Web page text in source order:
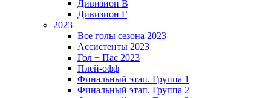
Дивизион В
Дивизион Г
2023
Все голы сезона 2023
Ассистенты 2023
Гол + Пас 2023
Плей-офф
Финальный этап. Группа 1
Финальный этап. Группа 2